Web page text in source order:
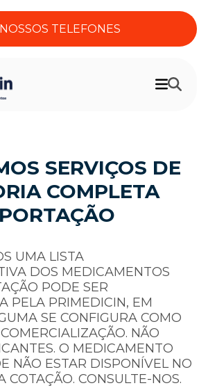
TELEFONES
SERVIÇOS DE
COMPLETA
UMA LISTA
DOS MEDICAMENTOS
PODE SER
PELA PRIMEDICIN, EM
SE CONFIGURA COMO
NÃO
O MEDICAMENTO
NÃO ESTAR DISPONÍVEL NO
COTAÇÃO. CONSULTE-NOS.